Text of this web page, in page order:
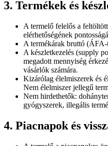
3. Termékek és
A termelő felelős a
elérhetőségének
A termékárak bruttó
A készletkezelés (supply
megadott mennyiség
vásárlók számára.
Kizárólag élelmiszerek és
Nem élelmiszer jellegű
Nem hirdethetők:
gyógyszerek, illegális
4. Piacnapok és